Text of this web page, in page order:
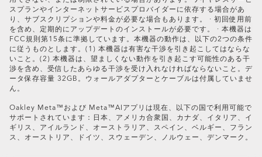
スプランやインターネットサービスプロバイダーに依存する場合があ
り、サブスクリプションや料金が必要な場合もあります。 · 初回使用前
を含め、定期的にアップデートのインストールが必要です。 · 本機器は
FCC規則第15条に準拠しています。本機器の動作は、以下の2つの条件
に従うものとします。(1) 本機器は有害な干渉を引き起こしてはならな
いこと。(2) 本機器は、望ましくない動作を引き起こす可能性のある干
渉を含め、受信したあらゆる干渉を受け入れなければならないこと。デ
ータ保存容量 32GB。ウォールアダプターとケーブルは付属していませ
ん。
Oakley Meta™および Meta™AIアプリは現在、以下の国で利用可能で
サポートされています：日本、アメリカ合衆国、カナダ、イタリア、イ
ギリス、アイルランド、オーストラリア、スペイン、ベルギー、フラン
ス、オーストリア、ドイツ、スウェーデン、ノルウェー、デンマーク。